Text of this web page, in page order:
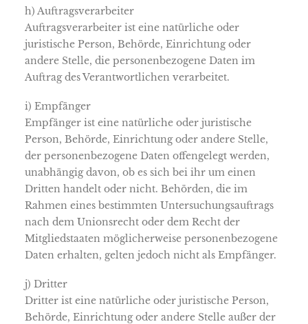
h) Auftragsverarbeiter
Auftragsverarbeiter ist eine natürliche oder
juristische Person, Behörde, Einrichtung oder
andere Stelle, die personenbezogene Daten im
Auftrag des Verantwortlichen verarbeitet.
i) Empfänger
Empfänger ist eine natürliche oder juristische
Person, Behörde, Einrichtung oder andere Stelle,
der personenbezogene Daten offengelegt werden,
unabhängig davon, ob es sich bei ihr um einen
Dritten handelt oder nicht. Behörden, die im
Rahmen eines bestimmten Untersuchungsauftrags
nach dem Unionsrecht oder dem Recht der
Mitgliedstaaten möglicherweise personenbezogene
Daten erhalten, gelten jedoch nicht als Empfänger.
j) Dritter
Dritter ist eine natürliche oder juristische Person,
Behörde, Einrichtung oder andere Stelle außer der